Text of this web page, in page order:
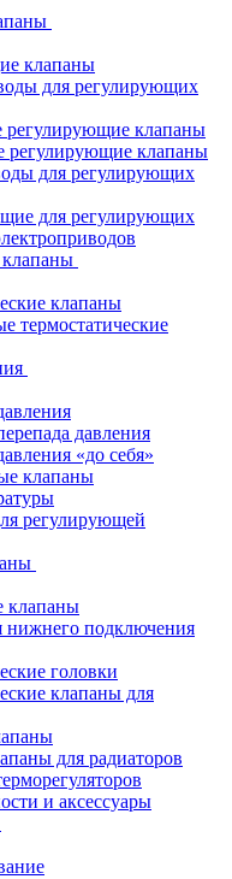
клапаны
для регулирующих
регулирующие клапаны
регулирующие клапаны
для регулирующих
для регулирующих
клапаны
клапаны
термостатические
давления
«до себя»
клапаны
регулирующей
клапаны
нижнего подключения
головки
клапаны для
для радиаторов
и аксессуары